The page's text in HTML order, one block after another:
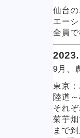
仙台
エー
全員で
9月、
東京
陸道
それ
菊芋
まで